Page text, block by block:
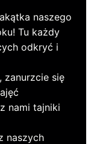
naszego
Tu każdy
odkryć i
zanurzcie się
nami tajniki
naszych